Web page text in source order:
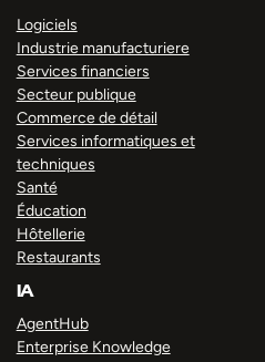
Logiciels
Industrie manufacturiere
Services financiers
Secteur publique
Commerce de détail
Services informatiques et
techniques
Santé
Éducation
Hôtellerie
Restaurants
IA
AgentHub
Enterprise Knowledge